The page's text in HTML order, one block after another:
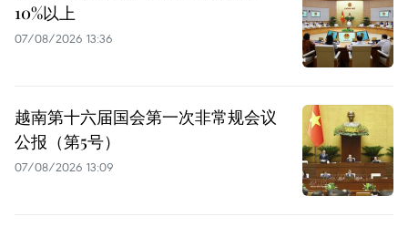
10%以上
07/08/2026 13:36
越南第十六届国会第一次非常规会议
公报（第5号）
07/08/2026 13:09